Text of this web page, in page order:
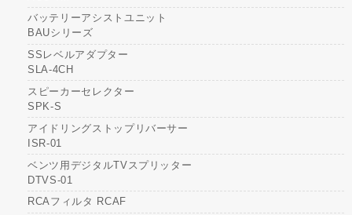
バッテリーアシストユニット
BAUシリーズ
SSレベルアダプター
SLA-4CH
スピーカーセレクター
SPK-S
アイドリングストップリバーサー
ISR-01
ベンツ用デジタルTVスプリッター
DTVS-01
RCAフィルタ RCAF